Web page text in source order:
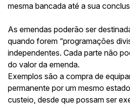
mesma bancada até a sua
As emendas poderão ser
quando forem “programações
independentes. Cada parte não
do valor da emenda.
Exemplos são a compra de
permanente por um mesmo
custeio, desde que possam ser